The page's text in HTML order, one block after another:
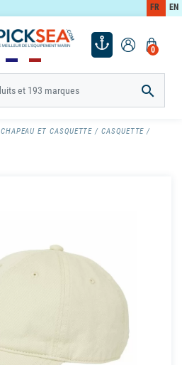
FR EN
0

CHAPEAU ET CASQUETTE
CASQUETTE